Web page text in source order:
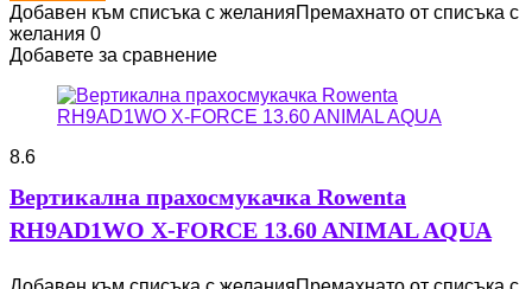
Добавен към списъка с желанияПремахнато от списъка с
желания 0
Добавете за сравнение
8.6
Вертикална прахосмукачка Rowenta
RH9AD1WO X-FORCE 13.60 ANIMAL AQUA